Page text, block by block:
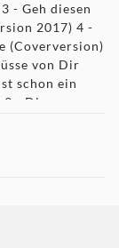
- Geh diesen
2017) 4 -
(Coverversion)
von Dir
schon ein
- Ding-a-
13 - Ein
alles 4 - Bis